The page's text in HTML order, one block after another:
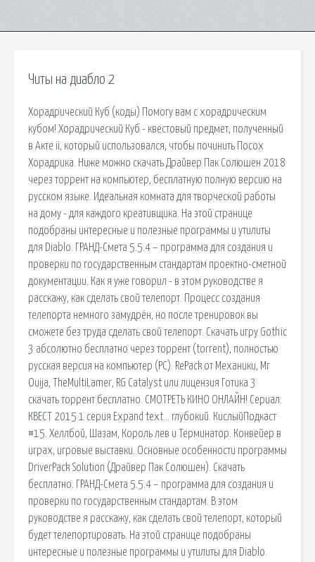
Читы на диабло 2
Хорадрический Куб (коды) Помогу вам с хорадрическим
кубом! Хорадрический Куб - квестовый предмет, полученный
в Акте ii, который использовался, чтобы починить Посох
Хорадрика. Ниже можно скачать Драйвер Пак Солюшен 2018
через торрент на компьютер, бесплатную полную версию на
русском языке. Идеальная комната для творческой работы
на дому - для каждого креативщика. На этой странице
подобраны интересные и полезные программы и утилиты
для Diablo. ГРАНД-Смета 5.5.4 – программа для создания и
проверки по государственным стандартам проектно-сметной
документации. Как я уже говорил - в этом руководстве я
расскажу, как сделать свой телепорт. Процесс создания
телепорта немного замудрён, но после тренировок вы
сможете без труда сделать свой телепорт. Скачать игру Gothic
3 абсолютно бесплатно через торрент (torrent), полностью
русская версия на компьютер (PC). RePack от Механики, Mr
Ouija, TheMultiLamer, RG Catalyst или лицензия Готика 3
скачать торрент бесплатно. СМОТРЕТЬ КИНО ОНЛАЙН! Сериал:
КВЕСТ 2015 1 серия Expand text… глубокий. КислыйПодкаст
#15. Хеллбой, Шазам, Король лев и Терминатор. Конвейер в
играх, игровые выставки. Основные особенности программы
DriverPack Solution (Драйвер Пак Солюшен). Скачать
бесплатно. ГРАНД-Смета 5.5.4 – программа для создания и
проверки по государственным стандартам. В этом
руководстве я расскажу, как сделать свой телепорт, который
будет телепортировать. На этой странице подобраны
интересные и полезные программы и утилиты для Diablo.